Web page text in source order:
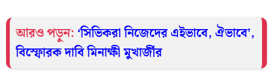
আরও পড়ুন: ‘সিভিকরা নিজেদের এইভাবে, ঐভাবে’,
বিস্ফোরক দাবি মিনাক্ষী মুখার্জীর